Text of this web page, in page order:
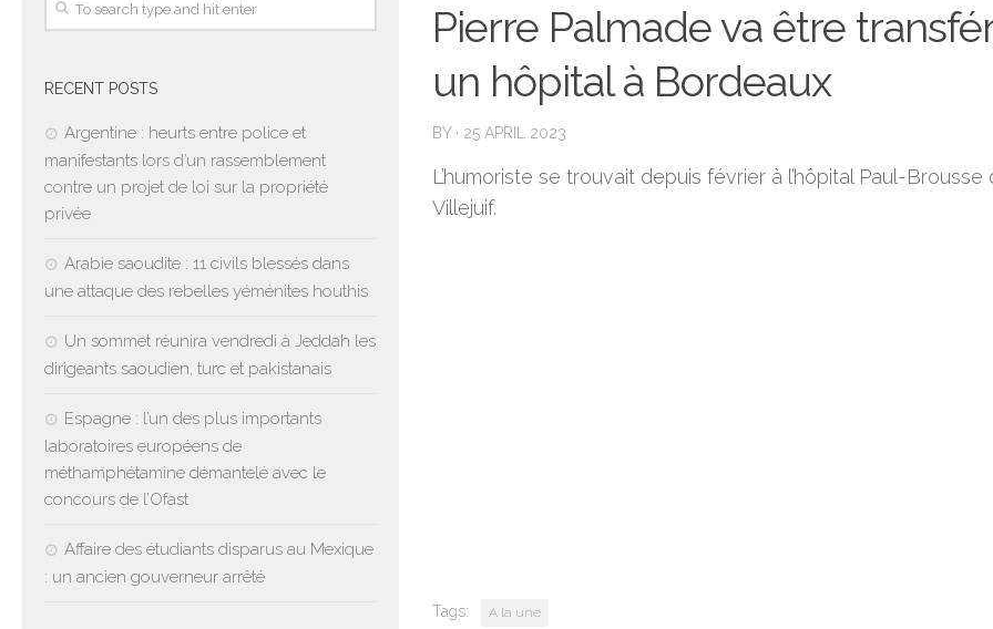
Pierre Palmade va être
un hôpital à Bordeaux
BY · 25 APRIL 2023
L’humoriste se trouvait depuis février à l’hôpital Paul-Brousse
Villejuif.
Tags: A la une
RECENT POSTS
Argentine : heurts entre police et
manifestants lors d’un rassemblement
contre un projet de loi sur la propriété
privée
Arabie saoudite : 11 civils blessés dans
une attaque des rebelles yéménites houthis
Un sommet réunira vendredi à Jeddah les
dirigeants saoudien, turc et pakistanais
Espagne : l’un des plus importants
laboratoires européens de
méthamphétamine démantelé avec le
concours de l’Ofast
Affaire des étudiants disparus au Mexique
: un ancien gouverneur arrêté